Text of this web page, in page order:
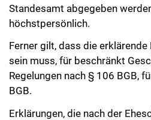
Standesamt abgegeben
höchstpersönlich.
Ferner gilt, dass die
sein muss, für beschränkt
Regelungen nach § 106 BGB,
BGB.
Erklärungen, die nach der